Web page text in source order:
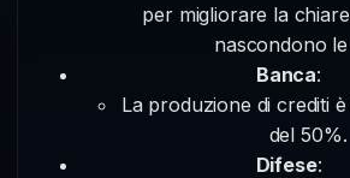
per migliorare la
nascondono
Banca:
La produzione di crediti
del 50%.
Difese: